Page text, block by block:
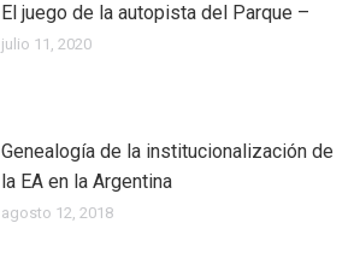
El juego de la autopista del Parque –
julio 11, 2020
Genealogía de la institucionalización de
la EA en la Argentina
agosto 12, 2018